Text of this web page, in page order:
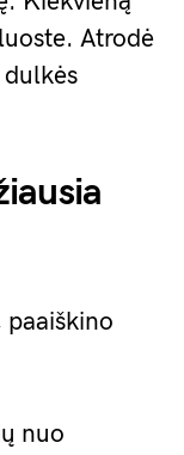
Atrodė
paaiškino
nuo